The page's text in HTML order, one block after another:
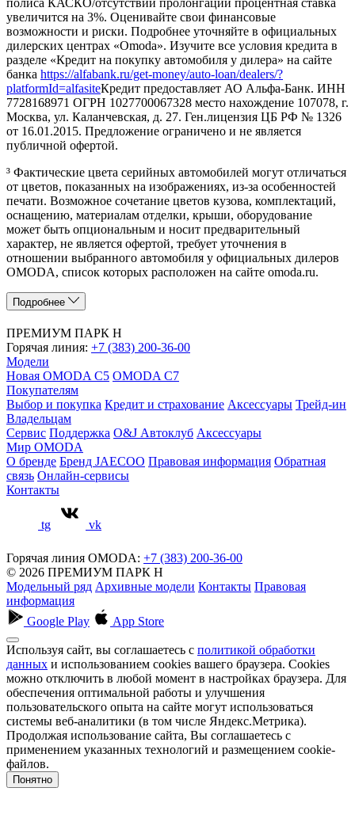
увеличится на 3%. Оценивайте свои финансовые
возможности и риски. Подробнее уточняйте в официальных
дилерских центрах «Omoda». Изучите все условия кредита в
разделе «Кредит на покупку автомобиля у дилера» на сайте
банка https://alfabank.ru/get-money/auto-loan/dealers/?
platformId=alfasiteКредит предоставляет АО Альфа-Банк. ИНН
7728168971 ОГРН 1027700067328 место нахождение 107078, г.
Москва, ул. Каланчевская, д. 27. Ген.лицензия ЦБ РФ № 1326
от 16.01.2015. Предложение ограничено и не является
публичной офертой.
³ Фактические цвета серийных автомобилей могут отличаться
от цветов, показанных на изображениях, из-за особенностей
печати. Возможное сочетание цветов кузова, комплектаций,
оснащению, материалам отделки, крыши, оборудование
может быть опциональным и носит предварительный
характер, не является офертой, требует уточнения в
отношении выбранного автомобиля у официальных дилеров
OMODA, список которых расположен на сайте omoda.ru.
Подробнее
ПРЕМИУМ ПАРК Н
Горячая линия: +7 (383) 200-36-00
Модели
Новая OMODA C5 OMODA C7
Покупателям
Выбор и покупка Кредит и страхование Аксессуары Трейд-ин
Владельцам
Сервис Поддержка O&J Автоклуб Аксессуары
Мир OMODA
О бренде Бренд JAECOO Правовая информация Обратная
связь Онлайн-сервисы
Контакты
tg vk
Горячая линия OMODA: +7 (383) 200-36-00
© 2026 ПРЕМИУМ ПАРК Н
Модельный ряд Архивные модели Контакты Правовая
информация
Google Play
App Store
Используя сайт, вы соглашаетесь с политикой обработки
данных и использованием cookies вашего браузера. Cookies
можно отключить в любой момент в настройках браузера. Для
обеспечения оптимальной работы и улучшения
пользовательского опыта на сайте могут использоваться
системы веб-аналитики (в том числе Яндекс.Метрика).
Продолжая использование сайта, Вы соглашаетесь с
применением указанных технологий и размещением cookie-
файлов.
Понятно